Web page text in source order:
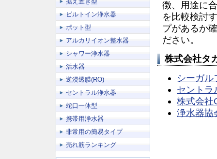
徴、用途に
を比較検討
プがあるか
ださい。
株式会社タ
シーガル
セントラ
株式会社
浄水器協
ビルトイン浄水器
ポット型
アルカリイオン整水器
シャワー浄水器
活水器
逆浸透膜(RO)
セントラル浄水器
蛇口一体型
携帯用浄水器
非常用の簡易タイプ
売れ筋ランキング